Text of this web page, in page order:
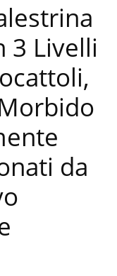
3 Livelli
da